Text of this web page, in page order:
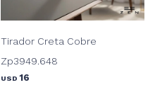
Tirador Creta Cobre
Zp3949.648
USD 16